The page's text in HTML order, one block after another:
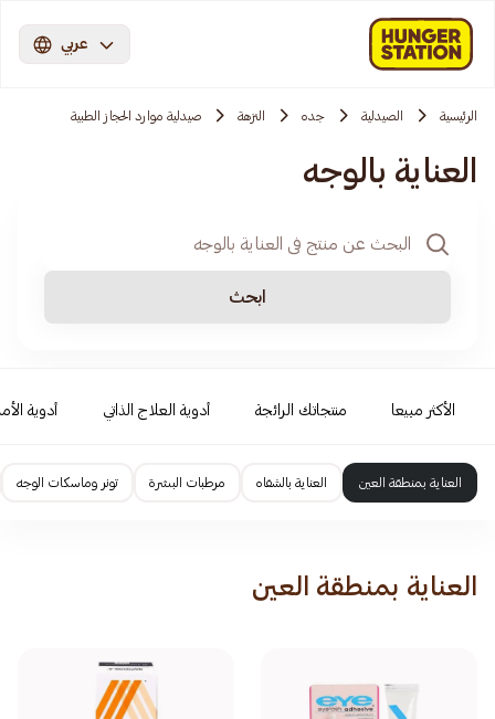
عربي
الرئيسية الصيدلية جده النزهة صيدلية موارد الحجاز الطبية
العناية بالوجه
ابحث
الأكثر مبيعا منتجاتك الرائجة أدوية العلاج الذاتي أدوية
العناية بمنطقة العين العناية بالشفاه مرطبات البشرة تونر وماسكات الوجه
العناية بمنطقة العين